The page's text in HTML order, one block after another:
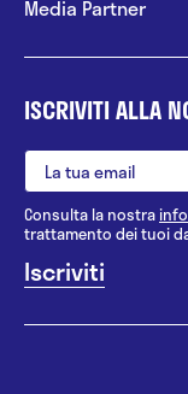
Media Partner
ISCRIVITI ALLA
Consulta la nostra
trattamento dei tuoi